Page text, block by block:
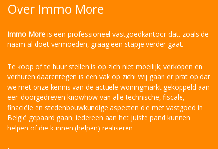
Over Immo More
Immo More is een professioneel vastgoedkantoor dat, zoals de
naam al doet vermoeden, graag een stapje verder gaat.
Te koop of te huur stellen is op zich niet moeilijk; verkopen en
verhuren daarentegen is een vak op zich! Wij gaan er prat op dat
we met onze kennis van de actuele woningmarkt gekoppeld aan
een doorgedreven knowhow van alle technische, fiscale,
finaciële en stedenbouwkundige aspecten die met vastgoed in
België gepaard gaan, iedereen aan het juiste pand kunnen
helpen of die kunnen (helpen) realiseren.